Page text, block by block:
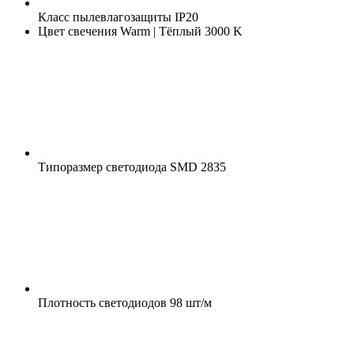
Класс пылевлагозащиты IP20
Цвет свечения Warm | Тёплый 3000 K
Типоразмер светодиода SMD 2835
Плотность светодиодов 98 шт/м